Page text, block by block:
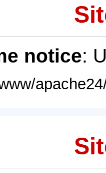
notice: